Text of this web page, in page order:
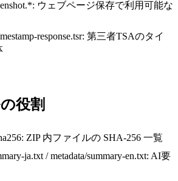
ウェブページ保存で利用可能な
response.tsr: 第三者TSAのタイ
役割
ZIP 内ファイルの SHA-256 一覧
ja.txt / metadata/summary-en.txt: AI要